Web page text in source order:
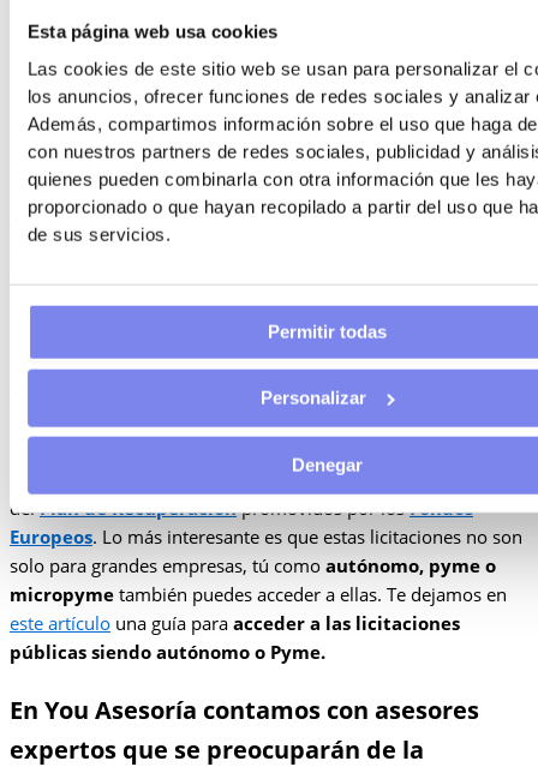
Esta página web usa cookies
Las cookies de este sitio web se usan para personalizar el
los anuncios, ofrecer funciones de redes sociales y analizar
Además, compartimos información sobre el uso que haga
con nuestros partners de redes sociales, publicidad y
quienes pueden combinarla con otra información que les
proporcionado o que hayan recopilado a partir del uso que
de sus servicios.
Permitir todas
Personalizar
Denegar
losFondos europeos. Permite que los
andaluces que quieran mejorar sus competencias digitales
puedan solicitar ayudas de
hasta 6.000 euros . Podrán
solicitarse hastamayo de 2022 . Si quieres que pidamos
estasubvención para la digitalización en Andalucí a para
tu negocio, contacta conYou Asesoría.
¿Buscas unaasesoría que te informe de las ayudas y
subvencionesa las que puedes optar?
14 ¿Aún no participas en licitaciones?
¿Sabías que se espera que en el próximo año las ofertas
porlicitaciones públicassean cinco veces superiores que
encuentran dentro de las líneas de distribución de los fondos
delPlan de Recuperaciónpromovidos por losFondos
Europeos. Lo más interesante es que estas licitaciones no son
solo para grandes empresas, tú como autónomo, pyme o
micropyme también puedes acceder a ellas. Te dejamos en
este artículo una guía para acceder a las licitaciones
públicas siendo autónomo o Pyme.
En You Asesoría contamos con asesores
expertos que se preocuparán de la